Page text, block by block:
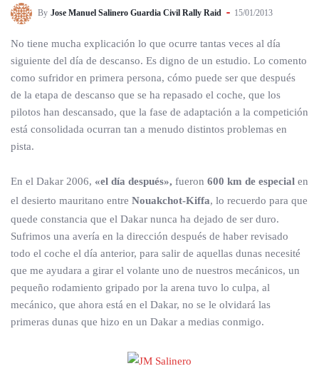
By Jose Manuel Salinero Guardia Civil Rally Raid 15/01/2013
No tiene mucha explicación lo que ocurre tantas veces al día
siguiente del día de descanso. Es digno de un estudio. Lo comento
como sufridor en primera persona, cómo puede ser que después
de la etapa de descanso que se ha repasado el coche, que los
pilotos han descansado, que la fase de adaptación a la competición
está consolidada ocurran tan a menudo distintos problemas en
pista.
En el Dakar 2006, «el día después», fueron 600 km de especial en
el desierto mauritano entre Nouakchot-Kiffa, lo recuerdo para que
quede constancia que el Dakar nunca ha dejado de ser duro.
Sufrimos una avería en la dirección después de haber revisado
todo el coche el día anterior, para salir de aquellas dunas necesité
que me ayudara a girar el volante uno de nuestros mecánicos, un
pequeño rodamiento gripado por la arena tuvo lo culpa, al
mecánico, que ahora está en el Dakar, no se le olvidará las
primeras dunas que hizo en un Dakar a medias conmigo.